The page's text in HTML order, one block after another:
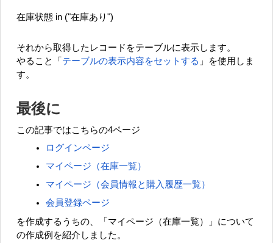
在庫状態 in ("在庫あり")
それから取得したレコードをテーブルに表示します。
やること「 テーブルの表示内容をセットする 」を使用しま
す。
最後に
この記事ではこちらの4ページ
ログインページ
マイページ（在庫一覧）
マイページ（会員情報と購入履歴一覧）
会員登録ページ
を作成するうちの、「マイページ（在庫一覧）」について
の作成例を紹介しました。